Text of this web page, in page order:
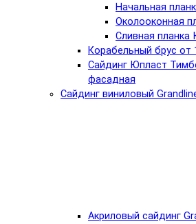
Начальная
Околооконная
Сливная планка
Корабельный брус от
Сайдинг Юпласт
фасадная
Сайдинг виниловый
Акриловый сайдинг